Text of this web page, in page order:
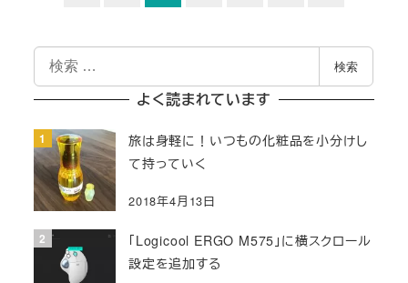
の
ペ
ー
ジ
送
り
索
検索
よく読まれています
旅は身軽に！いつもの化粧品を小分けし
て持っていく
2018年4月13日
「Logicool ERGO M575」に横スクロール
設定を追加する